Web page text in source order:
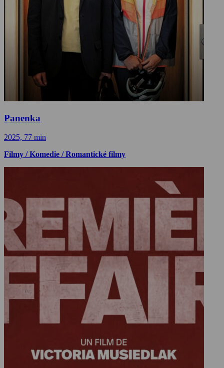
Panenka
2025, 77 min
Filmy / Komedie / Romantické filmy